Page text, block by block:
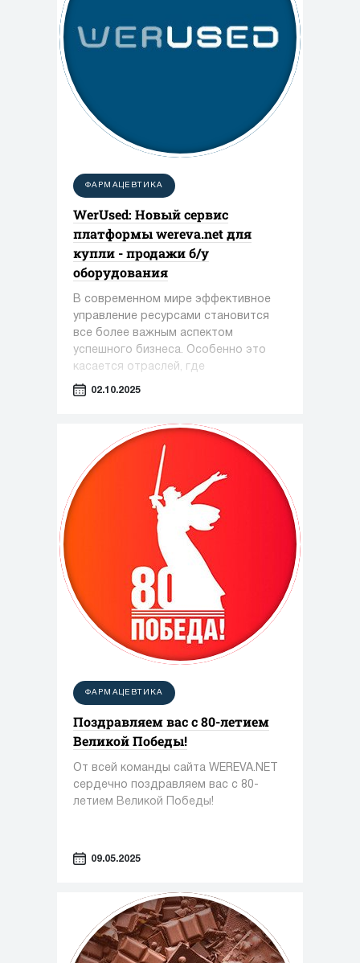
ФАРМАЦЕВТИКА
WerUsed: Новый сервис
платформы wereva.net для
купли - продажи б/у
оборудования
В современном мире эффективное
управление ресурсами становится
все более важным аспектом
успешного бизнеса. Особенно это
касается отраслей, где
оборудование играет ключевую роль
промышленность.
02.10.2025
ФАРМАЦЕВТИКА
Поздравляем вас с 80-летием
Великой Победы!
От всей команды сайта WEREVA.NET
сердечно поздравляем вас с 80-
летием Великой Победы!
09.05.2025